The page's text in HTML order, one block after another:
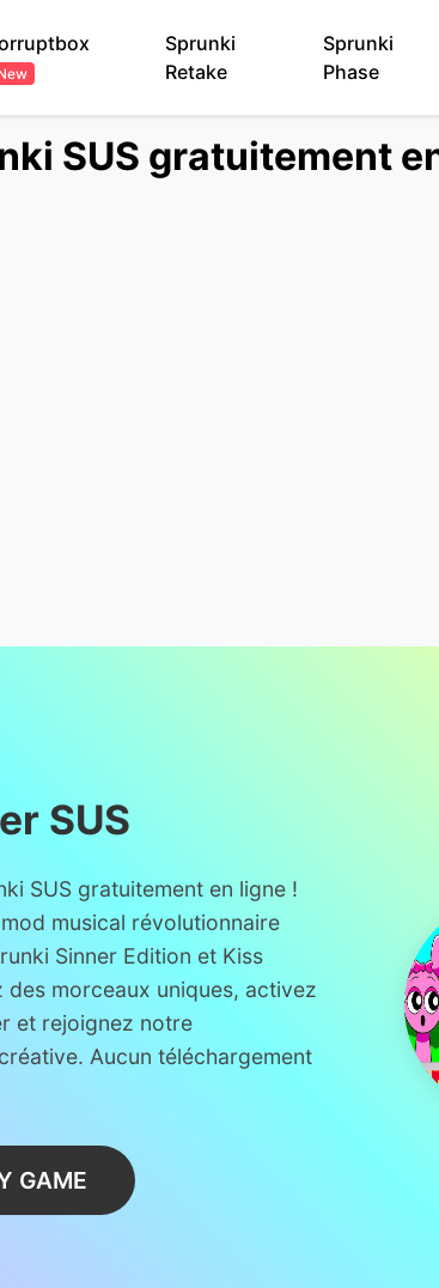
Sprunki
Retake
Sprunki
Phase
SUS gratuitement
SUS
SUS gratuitement en ligne !
musical révolutionnaire
Sinner Edition et Kiss
des morceaux uniques, activez
et rejoignez notre
Aucun téléchargement
GAME